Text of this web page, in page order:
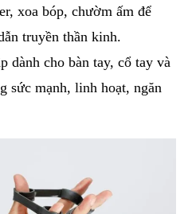
xoa bóp, chườm ấm để
truyền thần kinh.
dành cho bàn tay, cổ tay và
sức mạnh, linh hoạt, ngăn